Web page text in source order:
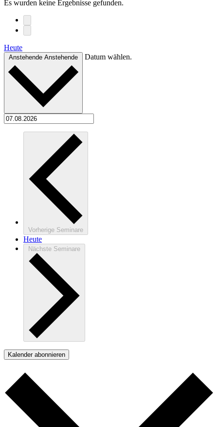
Es wurden keine Ergebnisse gefunden.
Heute
Anstehende Anstehende Datum wählen.
Vorherige Seminare
Heute
Nächste Seminare
Kalender abonnieren